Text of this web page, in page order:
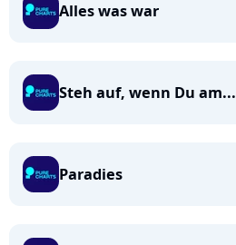
Alles was war
Steh auf, wenn Du am...
Paradies